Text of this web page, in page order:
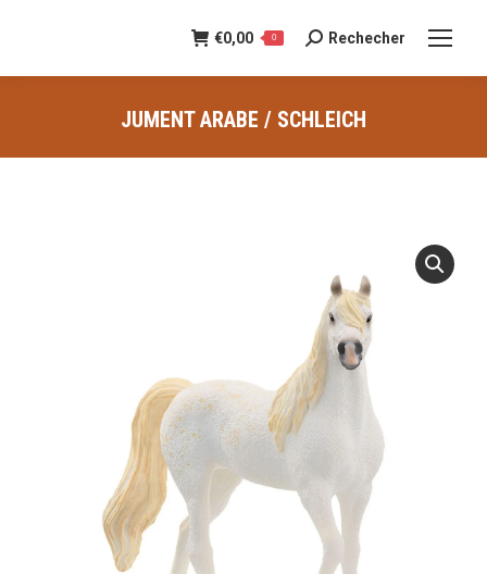
€0,00 0
Recherche
:
Rechecher
JUMENT ARABE / SCHLEICH